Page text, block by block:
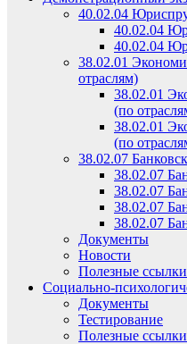
40.02.04
40.02.04
40.02.04
38.02.01
отраслям)
38.02.01
(по
38.02.01
(по
38.02.07
38.02.07
38.02.07
38.02.07
38.02.07
Документы
Новости
Полезные ссылки
Социально-
Документы
Тестирование
Полезные ссылки